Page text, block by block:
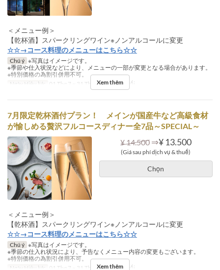
＜メニュー例＞
【乾杯酒】スパークリングワイン※ノンアルコールに変更
☆☆→コース料理のメニューはこちら☆☆
Chú ý ※写真はイメージです。
※季節や仕入状況などにより、メニューの一部が変更となる場合があります。
※特別価格の為割引併用不可。
Ngày Hiệu lực
01 Thg 7 ~ 31 Thg 7 Bữa Bữa tối
Xem thêm
7月限定乾杯酒付プラン！ メインが国産牛など高級食材
が愉しめる贅沢フルコースディナー全7品～SPECIAL～
¥ 14.500 ⇒¥ 13.500
(Giá sau phí dịch vụ & thuế)
Chọn
＜メニュー例＞
【乾杯酒】スパークリングワイン※ノンアルコールに変更
☆☆→コース料理のメニューはこちら☆☆
Chú ý ※写真はイメージです。
※季節の仕入れ状況により、予告なくメニュー内容の変更もございます。
※特別価格の為割引併用不可。
Ngày Hiệu lực
01 Thg 7 ~ 31 Thg 7 Bữa Bữa tối
Xem thêm